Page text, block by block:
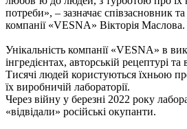
потреби», – зазначає співзасновник
компанії «VESNA» Вікторія Маслова.
Унікальність компанії «VESNA» в
інгредієнтах, авторській рецептурі
Тисячі людей користуються їхньою
їх виробничій лабораторії.
Через війну у березні 2022 року
«відвідали» російські окупанти.